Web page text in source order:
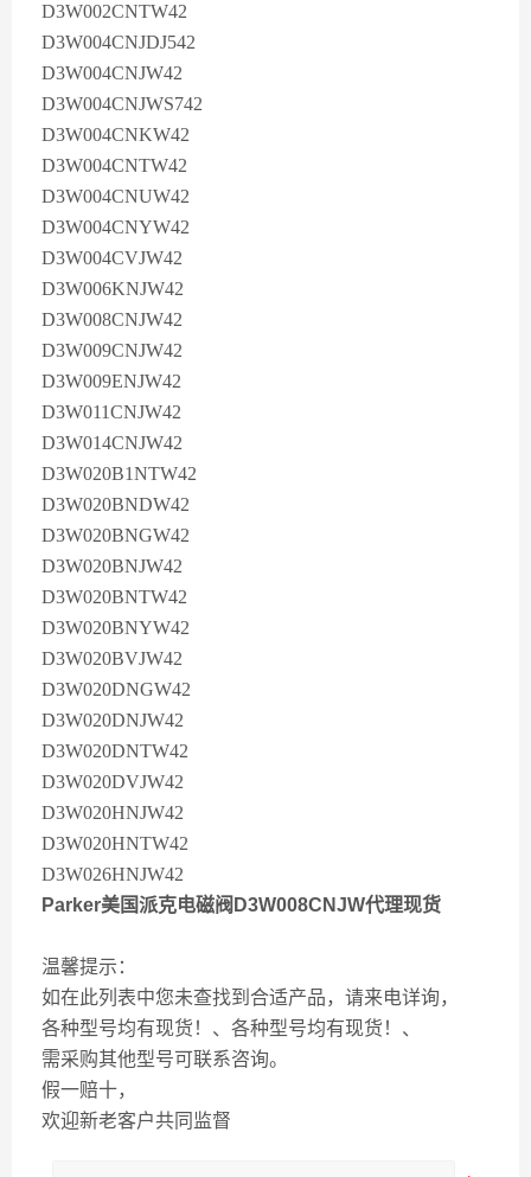
D3W002CNTW42
D3W004CNJDJ542
D3W004CNJW42
D3W004CNJWS742
D3W004CNKW42
D3W004CNTW42
D3W004CNUW42
D3W004CNYW42
D3W004CVJW42
D3W006KNJW42
D3W008CNJW42
D3W009CNJW42
D3W009ENJW42
D3W011CNJW42
D3W014CNJW42
D3W020B1NTW42
D3W020BNDW42
D3W020BNGW42
D3W020BNJW42
D3W020BNTW42
D3W020BNYW42
D3W020BVJW42
D3W020DNGW42
D3W020DNJW42
D3W020DNTW42
D3W020DVJW42
D3W020HNJW42
D3W020HNTW42
D3W026HNJW42
Parker美国派克电磁阀D3W008CNJW代理现货
温馨提示：
如在此列表中您未查找到合适产品，请来电详询，
各种型号均有现货！、各种型号均有现货！、
需采购其他型号可联系咨询。
假一赔十，
欢迎新老客户共同监督